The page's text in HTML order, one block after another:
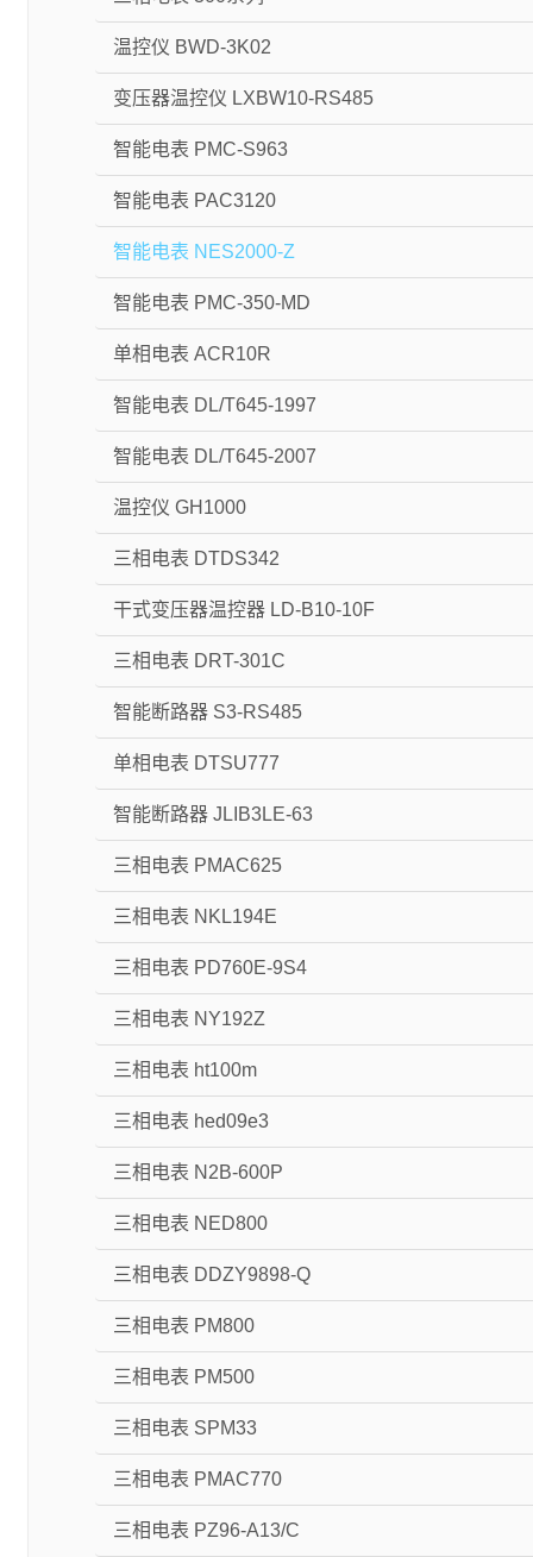
温控仪 BWD-3K02
变压器温控仪 LXBW10-RS485
智能电表 PMC-S963
智能电表 PAC3120
智能电表 NES2000-Z
智能电表 PMC-350-MD
单相电表 ACR10R
智能电表 DL/T645-1997
智能电表 DL/T645-2007
温控仪 GH1000
三相电表 DTDS342
干式变压器温控器 LD-B10-10F
三相电表 DRT-301C
智能断路器 S3-RS485
单相电表 DTSU777
智能断路器 JLIB3LE-63
三相电表 PMAC625
三相电表 NKL194E
三相电表 PD760E-9S4
三相电表 NY192Z
三相电表 ht100m
三相电表 hed09e3
三相电表 N2B-600P
三相电表 NED800
三相电表 DDZY9898-Q
三相电表 PM800
三相电表 PM500
三相电表 SPM33
三相电表 PMAC770
三相电表 PZ96-A13/C